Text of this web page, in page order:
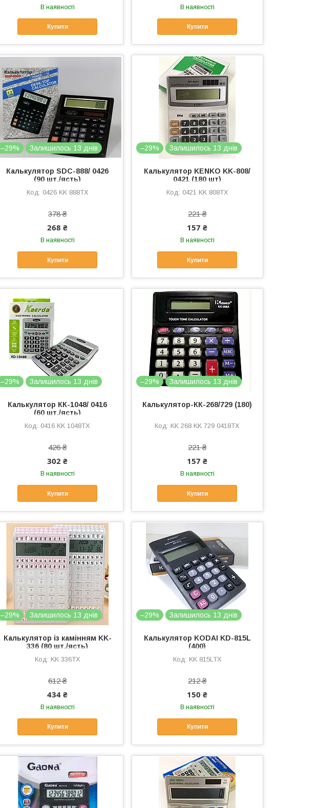
В наявності
Купити
В наявності
Купити
–29% Залишилось 13 днів
Калькулятор SDC-888/ 0426
(90 шт./ясть)
0426 KK 888TX
378 ₴
268 ₴
В наявності
Купити
–29% Залишилось 13 днів
Калькулятор KENKO KK-808/
0421 (180 шт)
0421 KK 808TX
221 ₴
157 ₴
В наявності
Купити
–29% Залишилось 13 днів
Калькулятор КК-1048/ 0416
(60 шт./ясть)
0416 KK 1048TX
426 ₴
302 ₴
В наявності
Купити
–29% Залишилось 13 днів
Калькулятор-КК-268/729 (180)
KK 268 KK 729 0418TX
221 ₴
157 ₴
В наявності
Купити
–29% Залишилось 13 днів
Калькулятор із камінням KK-
336 (80 шт./ясть)
KK 336TX
612 ₴
434 ₴
В наявності
Купити
–29% Залишилось 13 днів
Калькулятор KODAI KD-815L
(400)
KK 815LTX
212 ₴
150 ₴
В наявності
Купити